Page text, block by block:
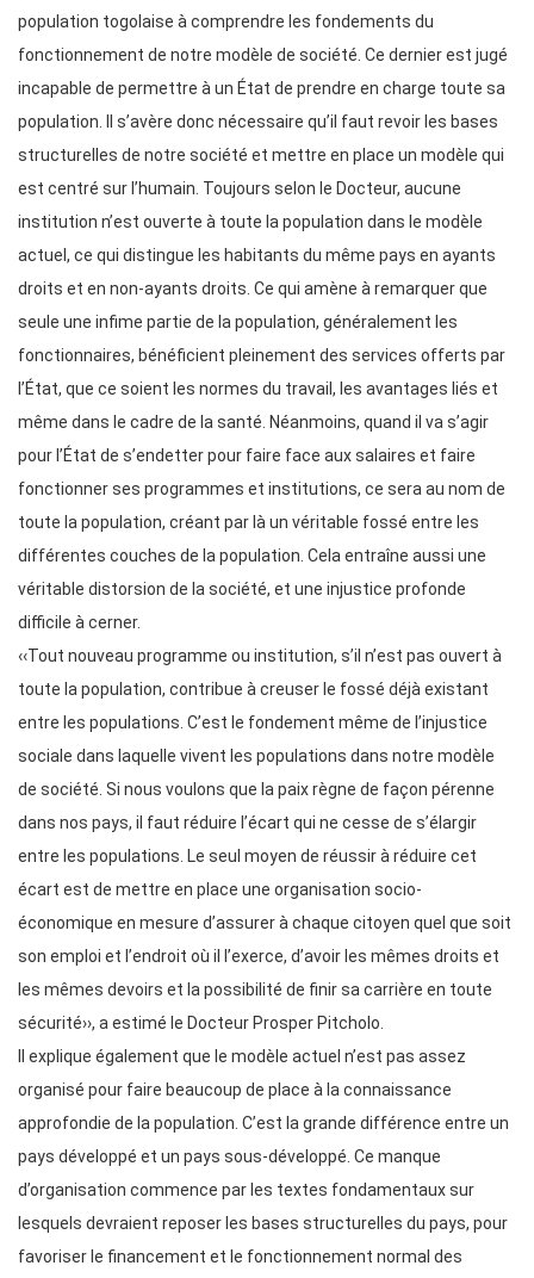
population togolaise à comprendre les fondements du
fonctionnement de notre modèle de société. Ce dernier est jugé
incapable de permettre à un État de prendre en charge toute sa
population. Il s’avère donc nécessaire qu’il faut revoir les bases
structurelles de notre société et mettre en place un modèle qui
est centré sur l’humain. Toujours selon le Docteur, aucune
institution n’est ouverte à toute la population dans le modèle
actuel, ce qui distingue les habitants du même pays en ayants
droits et en non-ayants droits. Ce qui amène à remarquer que
seule une infime partie de la population, généralement les
fonctionnaires, bénéficient pleinement des services offerts par
l’État, que ce soient les normes du travail, les avantages liés et
même dans le cadre de la santé. Néanmoins, quand il va s’agir
pour l’État de s’endetter pour faire face aux salaires et faire
fonctionner ses programmes et institutions, ce sera au nom de
toute la population, créant par là un véritable fossé entre les
différentes couches de la population. Cela entraîne aussi une
véritable distorsion de la société, et une injustice profonde
difficile à cerner.
‹‹Tout nouveau programme ou institution, s’il n’est pas ouvert à
toute la population, contribue à creuser le fossé déjà existant
entre les populations. C’est le fondement même de l’injustice
sociale dans laquelle vivent les populations dans notre modèle
de société. Si nous voulons que la paix règne de façon pérenne
dans nos pays, il faut réduire l’écart qui ne cesse de s’élargir
entre les populations. Le seul moyen de réussir à réduire cet
écart est de mettre en place une organisation socio-
économique en mesure d’assurer à chaque citoyen quel que soit
son emploi et l’endroit où il l’exerce, d’avoir les mêmes droits et
les mêmes devoirs et la possibilité de finir sa carrière en toute
sécurité››, a estimé le Docteur Prosper Pitcholo.
Il explique également que le modèle actuel n’est pas assez
organisé pour faire beaucoup de place à la connaissance
approfondie de la population. C’est la grande différence entre un
pays développé et un pays sous-développé. Ce manque
d’organisation commence par les textes fondamentaux sur
lesquels devraient reposer les bases structurelles du pays, pour
favoriser le financement et le fonctionnement normal des